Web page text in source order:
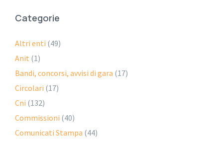
Categorie
Altri enti (49)
Anit (1)
Bandi, concorsi, avvisi di gara (17)
Circolari (17)
Cni (132)
Commissioni (40)
Comunicati Stampa (44)